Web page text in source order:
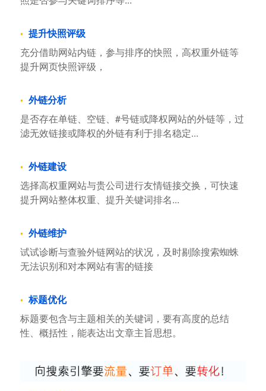
提升快照评级
充分借助网站内链，参与排序的快照，高权重外链等
提升网页快照评级，
外链分析
是否存在单链、空链、#号链或降权网站的外链等，过
滤无效链接或降权的外链有利于排名稳定...
外链建设
选择高权重网站与贵公司进行友情链接交换，可快速
提升网站整体权重、提升关键词排名...
外链维护
试试诊断与查验外链网站的状况，及时剔除搜索蜘蛛
无法识别和对本网站有害的链接
标题优化
标题要包含与主题相关的关键词，要有高度的总结
性、概括性，能表达出文章主旨思想。